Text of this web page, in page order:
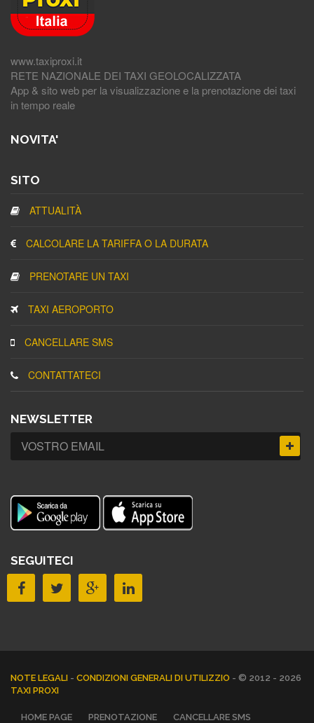
www.taxiproxi.it
RETE NAZIONALE DEI TAXI GEOLOCALIZZATA
App & sito web per la visualizzazione e la prenotazione dei taxi
in tempo reale
NOVITA'
SITO
ATTUALITÀ
CALCOLARE LA TARIFFA O LA DURATA
PRENOTARE UN TAXI
TAXI AEROPORTO
CANCELLARE SMS
CONTATTATECI
NEWSLETTER
SEGUITECI
NOTE LEGALI - CONDIZIONI GENERALI DI UTILIZZIO - © 2012 - 2026
TAXI PROXI
HOME PAGE PRENOTAZIONE CANCELLARE SMS